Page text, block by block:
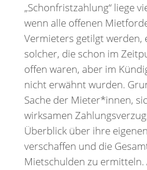
„Schonfristzahlung“ liege
wenn alle offenen
Vermieters getilgt werden,
solcher, die schon im
offen waren, aber im
nicht erwähnt wurden.
Sache der Mieter*innen,
wirksamen
Überblick über ihre
verschaffen und die
Mietschulden zu ermitteln.